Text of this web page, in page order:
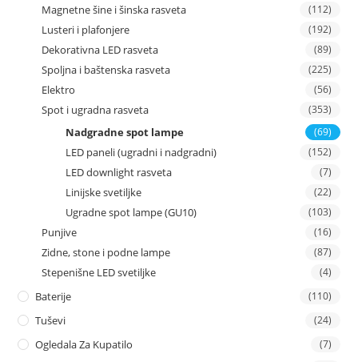
Magnetne šine i šinska rasveta (112)
Lusteri i plafonjere (192)
Dekorativna LED rasveta (89)
Spoljna i baštenska rasveta (225)
Elektro (56)
Spot i ugradna rasveta (353)
Nadgradne spot lampe (69)
LED paneli (ugradni i nadgradni) (152)
LED downlight rasveta (7)
Linijske svetiljke (22)
Ugradne spot lampe (GU10) (103)
Punjive (16)
Zidne, stone i podne lampe (87)
Stepenišne LED svetiljke (4)
Baterije (110)
Tuševi (24)
Ogledala Za Kupatilo (7)